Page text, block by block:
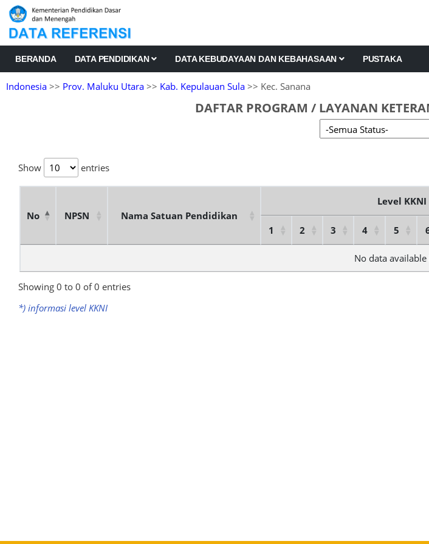
BERANDA DATA PENDIDIKAN DATA KEBUDAYAAN DAN KEBAHASAAN PUSTAKA
Indonesia >> Prov. Maluku Utara >> Kab. Kepulauan Sula >> Kec. Sanana
DAFTAR PROGRAM / LAYANAN
Show entries
No NPSN Nama Satuan Pendidikan
Level KKNI
1
2 3 4 5
No data
Showing 0 to 0 of 0 entries
*) informasi level KKNI